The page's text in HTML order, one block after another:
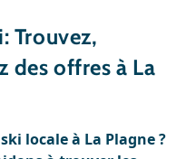
Trouvez,
des offres à La
locale à La Plagne ?